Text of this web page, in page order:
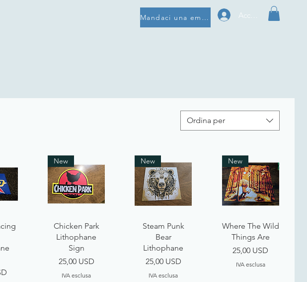
Mandaci una email Accedi
Ordina per
Vista rapida
New
Chicken Park
Lithophane
Sign
Prezzo
25,00 USD
IVA esclusa
Vista rapida
New
Steam Punk
Bear
Lithophane
Prezzo
25,00 USD
IVA esclusa
Vista rapida
New
Where The Wild
Things Are
Prezzo
25,00 USD
IVA esclusa